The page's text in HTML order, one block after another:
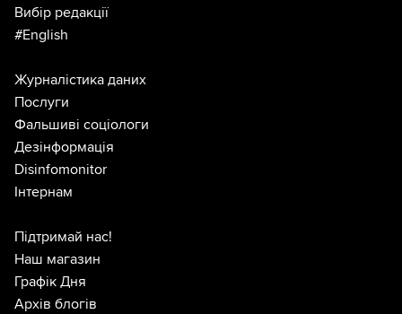
Вибір редакції
#English
Журналістика даних
Послуги
Фальшиві соціологи
Дезінформація
Disinfomonitor
Інтернам
Підтримай нас!
Наш магазин
Графік Дня
Архів блогів